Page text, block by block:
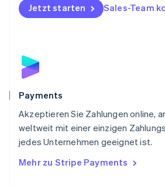
Jetzt starten Sales-Team
Payments
Akzeptieren Sie Zahlungen online,
weltweit mit einer einzigen
jedes Unternehmen geeignet ist.
Mehr zu Stripe Payments
English
Portugal
Schweden
Schweiz
Singapur
English简体中文
Slowakei
Slowenien